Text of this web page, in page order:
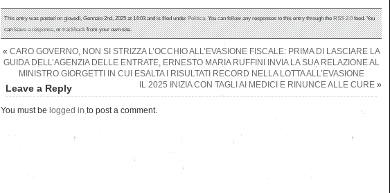
This entry was posted on giovedì, Gennaio 2nd, 2025 at 14:03 and is filed underPolitica. You can follow any responses to this entry through theRSS 2.0feed. You
canleave a response, ortrackbackfrom your own site.
« CARO GOVERNO, NON SI STRIZZA L’OCCHIO ALL’EVASIONE FISCALE: PRIMA DI LASCIARE LA
GUIDA DELL’AGENZIA DELLE ENTRATE, ERNESTO MARIA RUFFINI INVIA LA SUA RELAZIONE AL
MINISTRO GIORGETTI IN CUI ESALTA I RISULTATI RECORD NELLA LOTTA ALL’EVASIONE
IL 2025 INIZIA CON TAGLI AI MEDICI E RINUNCE ALLE CURE »
Leave a Reply
You must be logged in to post a comment.